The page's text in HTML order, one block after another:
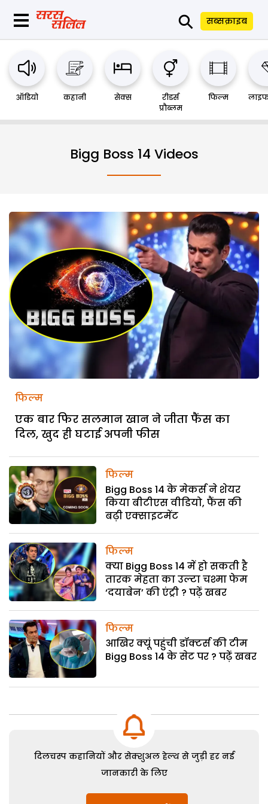
⚲ सब्सक्राइब
ऑडियो कहानी सेक्स
रीडर्स
प्रौब्लम
फिल्म
Bigg Boss 14 Videos
फिल्म
एक बार फिर सलमान खान ने जीता फैंस का
दिल, खुद ही घटाई अपनी फीस
फिल्म
Bigg Boss 14 के मेकर्स ने शेयर
किया बीटीएस वीडियो, फैंस की
बढ़ी एक्साइटमेंट
फिल्म
क्या Bigg Boss 14 में हो सकती है
तारक मेहता का उल्टा चश्मा फेम
‘दयाबेन’ की एंट्री ? पढ़ें खबर
फिल्म
आखिर क्यूं पहुंची डॉक्टर्स की टीम
Bigg Boss 14 के सेट पर ? पढ़ें खबर
दिलचस्प कहानियों और सेक्शुअल हेल्थ से जुड़ी हर नई
जानकारी के लिए